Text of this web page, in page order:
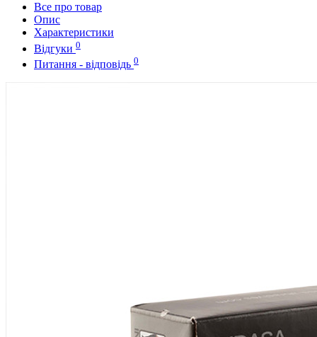
Все про товар
Опис
Характеристики
Відгуки 0
Питання - відповідь 0